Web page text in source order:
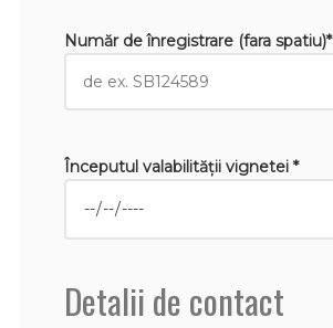
Număr de înregistrare (fara spatiu)*
Începutul valabilităţii vignetei *
Detalii de contact